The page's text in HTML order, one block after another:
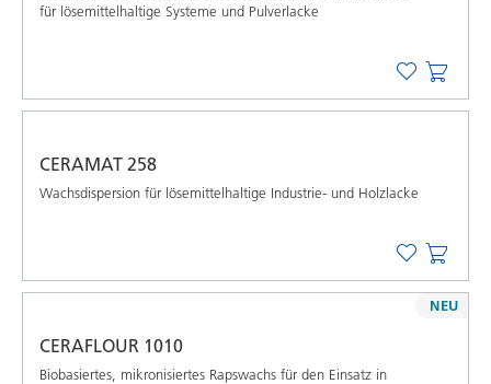
für lösemittelhaltige Systeme und Pulverlacke
CERAMAT 258
Wachsdispersion für lösemittelhaltige Industrie- und Holzlacke
CERAFLOUR 1010
Biobasiertes, mikronisiertes Rapswachs für den Einsatz in
NEU